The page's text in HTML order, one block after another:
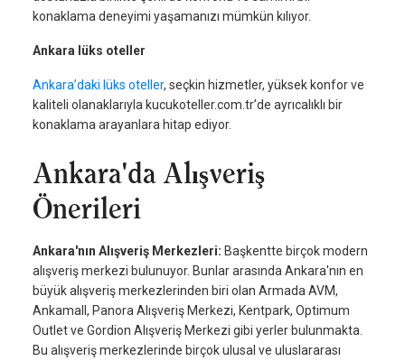
konaklama deneyimi yaşamanızı mümkün kılıyor.
Ankara lüks oteller
Ankara’daki lüks oteller, seçkin hizmetler, yüksek konfor ve
kaliteli olanaklarıyla kucukoteller.com.tr’de ayrıcalıklı bir
konaklama arayanlara hitap ediyor.
Ankara'da Alışveriş
Önerileri
Ankara'nın Alışveriş Merkezleri: Başkentte birçok modern
alışveriş merkezi bulunuyor. Bunlar arasında Ankara'nın en
büyük alışveriş merkezlerinden biri olan Armada AVM,
Ankamall, Panora Alışveriş Merkezi, Kentpark, Optimum
Outlet ve Gordion Alışveriş Merkezi gibi yerler bulunmakta.
Bu alışveriş merkezlerinde birçok ulusal ve uluslararası